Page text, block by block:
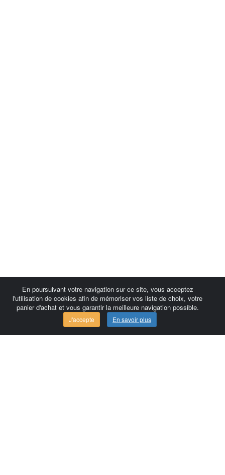
En poursuivant votre navigation sur ce site, vous acceptez
l'utilisation de cookies afin de mémoriser vos liste de choix, votre
panier d'achat et vous garantir la meilleure navigation possible.
J'accepte En savoir plus